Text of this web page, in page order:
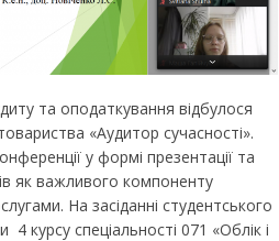
та оподаткування відбулося
«Аудитор сучасності».
у формі презентації та
як важливого компоненту
На засіданні студентського
курсу спеціальності 071 «Облік і